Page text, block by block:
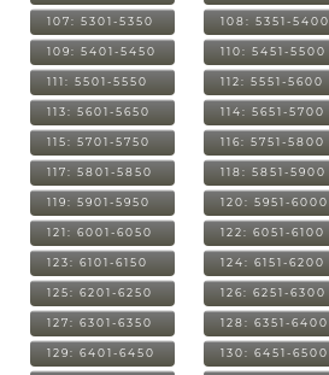
107: 5301-5350 108: 5351-5400
109: 5401-5450 110: 5451-5500
111: 5501-5550 112: 5551-5600
113: 5601-5650 114: 5651-5700
115: 5701-5750 116: 5751-5800
117: 5801-5850 118: 5851-5900
119: 5901-5950 120: 5951-6000
121: 6001-6050 122: 6051-6100
123: 6101-6150 124: 6151-6200
125: 6201-6250 126: 6251-6300
127: 6301-6350 128: 6351-6400
129: 6401-6450 130: 6451-6500